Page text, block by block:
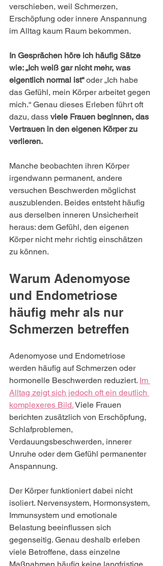
verschieben, weil Schmerzen,
Erschöpfung oder innere Anspannung
im Alltag kaum Raum bekommen.
In Gesprächen höre ich häufig Sätze
wie: „Ich weiß gar nicht mehr, was
eigentlich normal ist“ oder „Ich habe
das Gefühl, mein Körper arbeitet gegen
mich.“ Genau dieses Erleben führt oft
dazu, dass viele Frauen beginnen, das
Vertrauen in den eigenen Körper zu
verlieren.
Manche beobachten ihren Körper
irgendwann permanent, andere
versuchen Beschwerden möglichst
auszublenden. Beides entsteht häufig
aus derselben inneren Unsicherheit
heraus: dem Gefühl, den eigenen
Körper nicht mehr richtig einschätzen
zu können.
Warum Adenomyose
und Endometriose
häufig mehr als nur
Schmerzen betreffen
Adenomyose und Endometriose
werden häufig auf Schmerzen oder
hormonelle Beschwerden reduziert. Im
Alltag zeigt sich jedoch oft ein deutlich
komplexeres Bild. Viele Frauen
berichten zusätzlich von Erschöpfung,
Schlafproblemen,
Verdauungsbeschwerden, innerer
Unruhe oder dem Gefühl permanenter
Anspannung.
Der Körper funktioniert dabei nicht
isoliert. Nervensystem, Hormonsystem,
Immunsystem und emotionale
Belastung beeinflussen sich
gegenseitig. Genau deshalb erleben
viele Betroffene, dass einzelne